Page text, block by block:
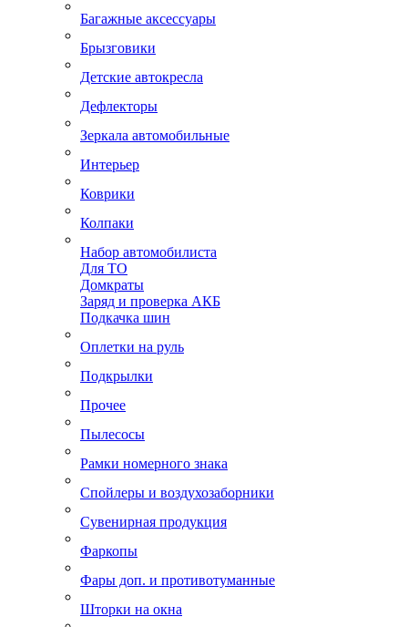
Багажные аксессуары
Брызговики
Детские автокресла
Дефлекторы
Зеркала автомобильные
Интерьер
Коврики
Колпаки
Набор автомобилиста
Для ТО
Домкраты
Заряд и проверка АКБ
Подкачка шин
Оплетки на руль
Подкрылки
Прочее
Пылесосы
Рамки номерного знака
Спойлеры и воздухозаборники
Сувенирная продукция
Фаркопы
Фары доп. и противотуманные
Шторки на окна